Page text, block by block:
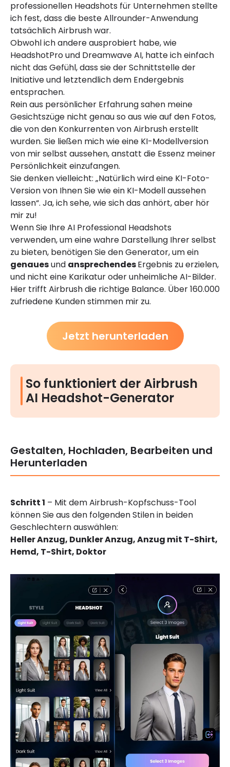
professionellen Headshots für Unternehmen stellte
ich fest, dass die beste Allrounder-Anwendung
tatsächlich Airbrush war.
Obwohl ich andere ausprobiert habe, wie
HeadshotPro und Dreamwave AI, hatte ich einfach
nicht das Gefühl, dass sie der Schnittstelle der
Initiative und letztendlich dem Endergebnis
entsprachen.
Rein aus persönlicher Erfahrung sahen meine
Gesichtszüge nicht genau so aus wie auf den Fotos,
die von den Konkurrenten von Airbrush erstellt
wurden. Sie ließen mich wie eine KI-Modellversion
von mir selbst aussehen, anstatt die Essenz meiner
Persönlichkeit einzufangen.
Sie denken vielleicht: „Natürlich wird eine KI-Foto-
Version von Ihnen Sie wie ein KI-Modell aussehen
lassen“. Ja, ich sehe, wie sich das anhört, aber hör
mir zu!
Wenn Sie Ihre AI Professional Headshots
verwenden, um eine wahre Darstellung Ihrer selbst
zu bieten, benötigen Sie den Generator, um ein
genauesund ansprechendesErgebnis zu erzielen,
und nicht eine Karikatur oder unheimliche AI-Bilder.
Hier trifft Airbrush die richtige Balance. Über 160.000
zufriedene Kunden stimmen mir zu.
Jetzt herunterladen
So funktioniert der Airbrush
AI Headshot-Generator
Gestalten, Hochladen, Bearbeiten und
Herunterladen
Schritt 1 – Mit dem Airbrush-Kopfschuss-Tool
können Sie aus den folgenden Stilen in beiden
Geschlechtern auswählen:
Heller Anzug, Dunkler Anzug,Anzug mit T-Shirt,
Hemd, T-Shirt, Doktor